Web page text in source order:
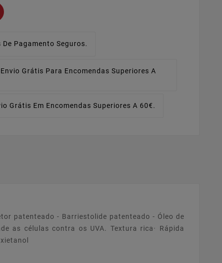
De Pagamento Seguros.
Envio Grátis Para Encomendas Superiores A
Grátis Em Encomendas Superiores A 60€.
patenteado - Barriestolide patenteado - Óleo de
as células contra os UVA. Textura rica· Rápida